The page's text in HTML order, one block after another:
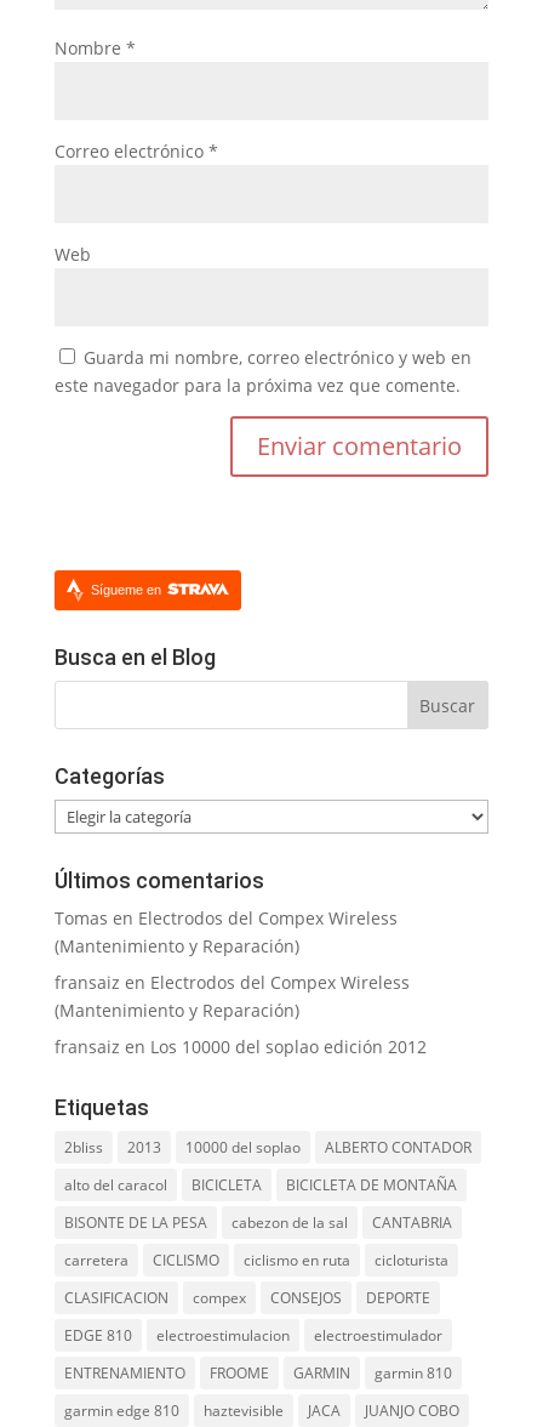
Nombre *
Correo electrónico *
Web
Guarda mi nombre, correo electrónico y web en
este navegador para la próxima vez que comente.
Sígueme en
Busca en el Blog
Categorías
Categorías
Últimos comentarios
Tomas en Electrodos del Compex Wireless
(Mantenimiento y Reparación)
fransaiz en Electrodos del Compex Wireless
(Mantenimiento y Reparación)
fransaiz en Los 10000 del soplao edición 2012
Etiquetas
2bliss 2013 10000 del soplao
ALBERTO CONTADOR
alto del caracol
BICICLETA
BICICLETA DE MONTAÑA
BISONTE DE LA PESA
cabezon de la sal
CANTABRIA
carretera
CICLISMO ciclismo en ruta
cicloturista
CLASIFICACION
compex CONSEJOS
DEPORTE
EDGE 810
electroestimulacion
electroestimulador
ENTRENAMIENTO
FROOME GARMIN
garmin 810
garmin edge 810
haztevisible JACA JUANJO COBO